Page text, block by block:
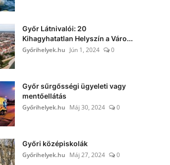
Győr Látnivalói: 20
Kihagyhatatlan Helyszín a Váro...
Győrihelyek.hu Jún 1, 2024 0
Győr sűrgősségi ügyeleti vagy
mentőellátás
Győrihelyek.hu Máj 30, 2024 0
Győri középiskolák
Győrihelyek.hu Máj 27, 2024 0